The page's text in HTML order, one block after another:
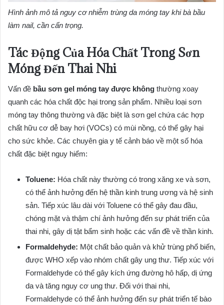
Hình ảnh mô tả nguy cơ nhiễm trùng da móng tay khi bà bầu
làm nail, cần cẩn trọng.
Tác Động Của Hóa Chất Trong Sơn
Móng Đến Thai Nhi
Vấn đề bầu sơn gel móng tay được không thường xoay
quanh các hóa chất độc hại trong sản phẩm. Nhiều loại sơn
móng tay thông thường và đặc biệt là sơn gel chứa các hợp
chất hữu cơ dễ bay hơi (VOCs) có mùi nồng, có thể gây hại
cho sức khỏe. Các chuyên gia y tế cảnh báo về một số hóa
chất đặc biệt nguy hiểm:
Toluene: Hóa chất này thường có trong xăng xe và sơn,
có thể ảnh hưởng đến hệ thần kinh trung ương và hệ sinh
sản. Tiếp xúc lâu dài với Toluene có thể gây đau đầu,
chóng mặt và thậm chí ảnh hưởng đến sự phát triển của
thai nhi, gây dị tật bẩm sinh hoặc các vấn đề về thần kinh.
Formaldehyde: Một chất bảo quản và khử trùng phổ biến,
được WHO xếp vào nhóm chất gây ung thư. Tiếp xúc với
Formaldehyde có thể gây kích ứng đường hô hấp, dị ứng
da và tăng nguy cơ ung thư. Đối với thai nhi,
Formaldehyde có thể ảnh hưởng đến sự phát triển tế bào